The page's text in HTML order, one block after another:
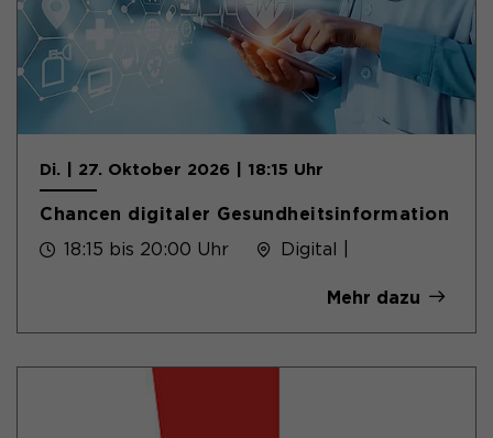
Di. | 27. Oktober 2026 | 18:15 Uhr
Chancen digitaler Gesundheitsinformation
18:15 bis 20:00 Uhr Digital |
Mehr dazu